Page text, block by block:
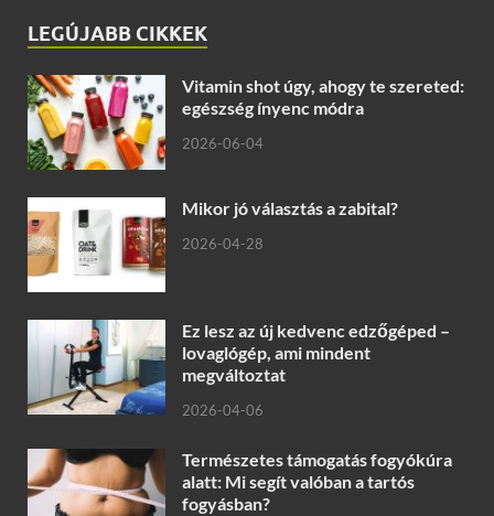
LEGÚJABB CIKKEK
Vitamin shot úgy, ahogy te szereted:
egészség ínyenc módra
2026-06-04
Mikor jó választás a zabital?
2026-04-28
Ez lesz az új kedvenc edzőgéped –
lovaglógép, ami mindent
megváltoztat
2026-04-06
Természetes támogatás fogyókúra
alatt: Mi segít valóban a tartós
fogyásban?